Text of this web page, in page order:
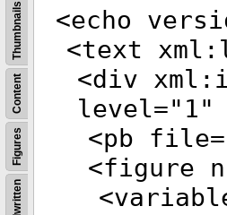
Figures
Content
Thumbnails <echo
<text
<div
level=" 1"
<pb file
<figure
<